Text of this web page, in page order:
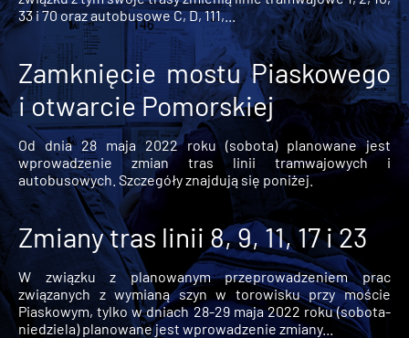
33 i 70 oraz autobusowe C, D, 111,...
Zamknięcie mostu Piaskowego
i otwarcie Pomorskiej
Od dnia 28 maja 2022 roku (sobota) planowane jest
wprowadzenie zmian tras linii tramwajowych i
autobusowych. Szczegóły znajdują się poniżej.
Zmiany tras linii 8, 9, 11, 17 i 23
W związku z planowanym przeprowadzeniem prac
związanych z wymianą szyn w torowisku przy moście
Piaskowym, tylko w dniach 28-29 maja 2022 roku (sobota-
niedziela) planowane jest wprowadzenie zmiany...